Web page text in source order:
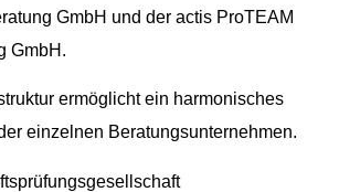
GmbH und der actis ProTEAM
GmbH.
ermöglicht ein harmonisches
einzelnen Beratungsunternehmen.